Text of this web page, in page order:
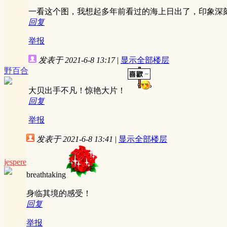
一看这个图，我想起多年前看过的海上日出了，印象深
回复
举报
野百合
发表于 2021-6-8 13:17 | 显示全部楼层
大贝出手不凡！惊艳大片！
回复
举报
jespere
发表于 2021-6-8 13:41 | 显示全部楼层
breathtaking
身临其境的感受！
回复
举报